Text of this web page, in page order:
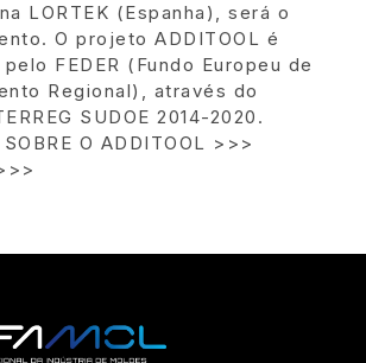
LORTEK (Espanha), será o
O projeto ADDITOOL é
FEDER (Fundo Europeu de
Regional), através do
SUDOE 2014-2020.
O ADDITOOL >>>